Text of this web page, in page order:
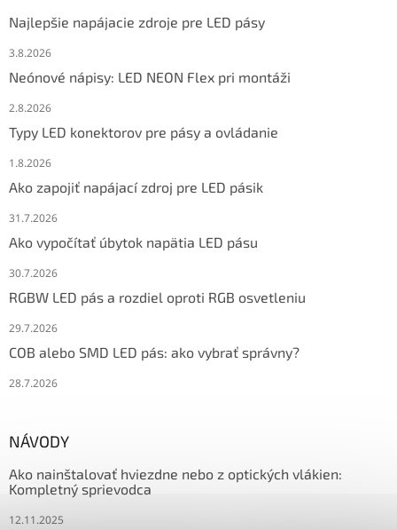
Najlepšie napájacie zdroje pre LED pásy
3.8.2026
Neónové nápisy: LED NEON Flex pri montáži
2.8.2026
Typy LED konektorov pre pásy a ovládanie
1.8.2026
Ako zapojiť napájací zdroj pre LED pásik
31.7.2026
Ako vypočítať úbytok napätia LED pásu
30.7.2026
RGBW LED pás a rozdiel oproti RGB osvetleniu
29.7.2026
COB alebo SMD LED pás: ako vybrať správny?
28.7.2026
NÁVODY
Ako nainštalovať hviezdne nebo z optických vlákien:
Kompletný sprievodca
12.11.2025